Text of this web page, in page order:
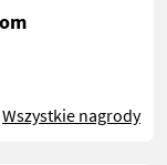
Wszystkie nagrody